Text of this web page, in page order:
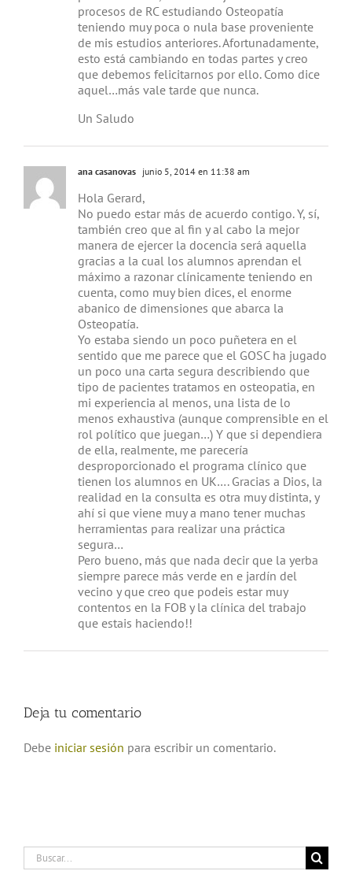
procesos de RC estudiando Osteopatía
teniendo muy poca o nula base proveniente
de mis estudios anteriores. Afortunadamente,
esto está cambiando en todas partes y creo
que debemos felicitarnos por ello. Como dice
aquel…más vale tarde que nunca.
Un Saludo
ana casanovas junio 5, 2014 en 11:38 am
Hola Gerard,
No puedo estar más de acuerdo contigo. Y, sí,
también creo que al fin y al cabo la mejor
manera de ejercer la docencia será aquella
gracias a la cual los alumnos aprendan el
máximo a razonar clínicamente teniendo en
cuenta, como muy bien dices, el enorme
abanico de dimensiones que abarca la
Osteopatía.
Yo estaba siendo un poco puñetera en el
sentido que me parece que el GOSC ha jugado
un poco una carta segura describiendo que
tipo de pacientes tratamos en osteopatia, en
mi experiencia al menos, una lista de lo
menos exhaustiva (aunque comprensible en el
rol político que juegan…) Y que si dependiera
de ella, realmente, me parecería
desproporcionado el programa clínico que
tienen los alumnos en UK…. Gracias a Dios, la
realidad en la consulta es otra muy distinta, y
ahí si que viene muy a mano tener muchas
herramientas para realizar una práctica
segura…
Pero bueno, más que nada decir que la yerba
siempre parece más verde en e jardín del
vecino y que creo que podeis estar muy
contentos en la FOB y la clínica del trabajo
que estais haciendo!!
Deja tu comentario
Debe iniciar sesión para escribir un comentario.
Buscar: